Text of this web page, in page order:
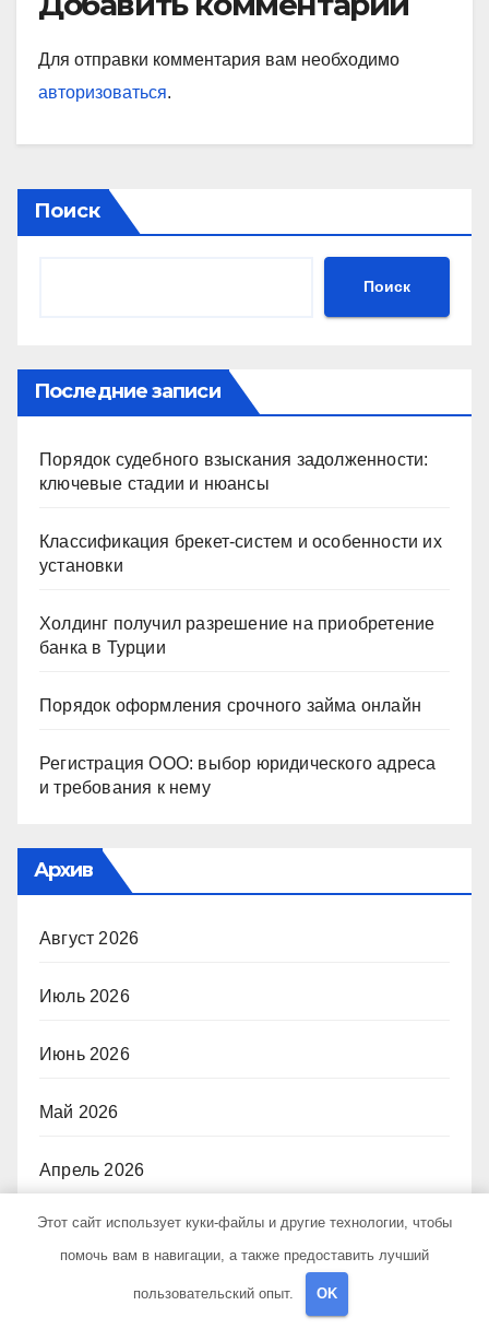
Для отправки комментария вам необходимо
авторизоваться.
Поиск
Поиск
Последние записи
Порядок судебного взыскания задолженности:
ключевые стадии и нюансы
Классификация брекет-систем и особенности их
установки
Холдинг получил разрешение на приобретение
банка в Турции
Порядок оформления срочного займа онлайн
Регистрация ООО: выбор юридического адреса
и требования к нему
Архив
Август 2026
Июль 2026
Июнь 2026
Май 2026
Апрель 2026
Март 2026
Февраль 2026
Этот сайт использует куки-файлы и другие технологии, чтобы
помочь вам в навигации, а также предоставить лучший
пользовательский опыт. OK